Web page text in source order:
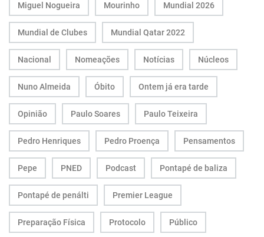
Miguel Nogueira Mourinho Mundial 2026
Mundial de Clubes Mundial Qatar 2022
Nacional Nomeações Notícias Núcleos
Nuno Almeida Óbito Ontem já era tarde
Opinião Paulo Soares Paulo Teixeira
Pedro Henriques Pedro Proença Pensamentos
Pepe PNED Podcast Pontapé de baliza
Pontapé de penálti Premier League
Preparação Física Protocolo Público